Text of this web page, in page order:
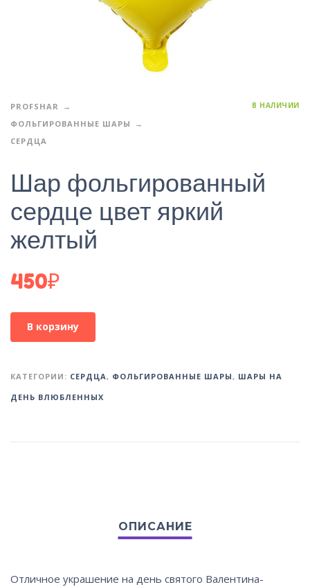
PROFSHAR
ФОЛЬГИРОВАННЫЕ ШАРЫ
СЕРДЦА
В НАЛИЧИИ
Шар фольгированный
сердце цвет яркий
желтый
450₽
В корзину
КАТЕГОРИИ: СЕРДЦА, ФОЛЬГИРОВАННЫЕ ШАРЫ, ШАРЫ НА
ДЕНЬ ВЛЮБЛЕННЫХ
Отличное украшение на день святого Валентина-